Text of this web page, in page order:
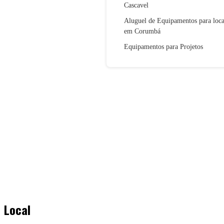
Cascavel
Aluguel de Equipamentos para
em Corumbá
Equipamentos para Projetos
Local